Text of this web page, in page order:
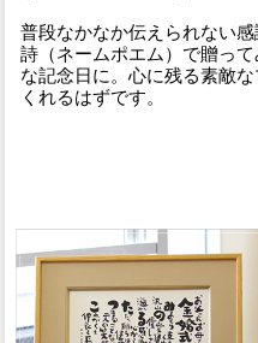
普段なかなか伝えられない
詩（ネームポエム）で贈っ
な記念日に。心に残る素敵
くれるはずです。